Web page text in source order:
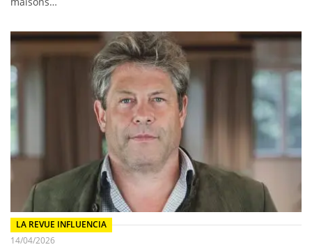
LA REVUE INFLUENCIA
14/04/2026